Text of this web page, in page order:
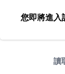
您即將進入
讀